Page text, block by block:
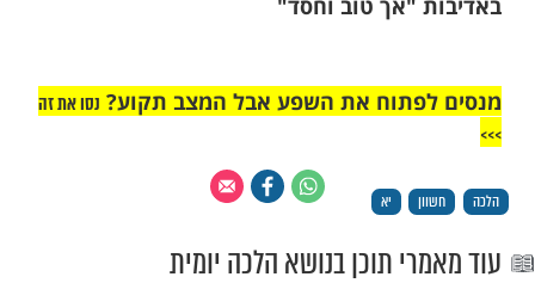
מועטת ולא שבע יברך מיד ברכה אחרונה,
לאכול כבתחילה יאכל עוד כזית כדי לצאת
יכול לאכול עוד כזית אפילו אם הוא תוך
עדיין לא נתעכל המזון יברך.